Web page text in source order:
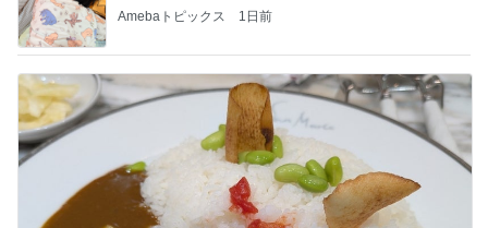
Amebaトピックス 1日前